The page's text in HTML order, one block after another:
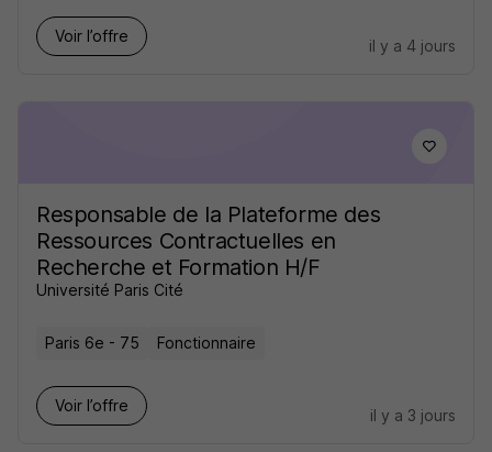
Voir l’offre
il y a 4 jours
Responsable de la Plateforme des
Ressources Contractuelles en
Recherche et Formation H/F
Université Paris Cité
Paris 6e - 75 Fonctionnaire
Voir l’offre
il y a 3 jours